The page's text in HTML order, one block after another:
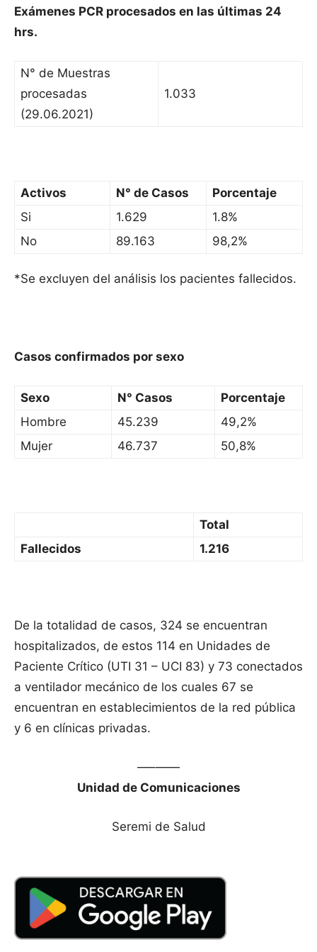
Exámenes PCR procesados en las últimas 24
hrs.
N° de Muestras
procesadas
(29.06.2021)
1.033
Activos N° de Casos
Porcentaje
Si
1.629
1.8%
No
89.163 98,2%
*Se excluyen del análisis los pacientes fallecidos.
Casos confirmados por sexo
Sexo N° Casos
Porcentaje
Hombre
45.239
49,2%
Mujer
46.737 50,8%
Total
Fallecidos
1.216
De la totalidad de casos, 324 se encuentran
hospitalizados, de estos 114 en Unidades de
Paciente Crítico (UTI 31 – UCI 83) y 73 conectados
a ventilador mecánico de los cuales 67 se
encuentran en establecimientos de la red pública
y 6 en clínicas privadas.
—–——
Unidad de Comunicaciones
Seremi de Salud